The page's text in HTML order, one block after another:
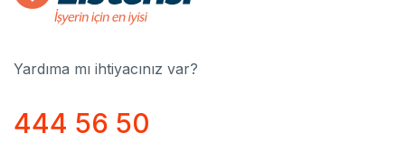
Yardıma mı ihtiyacınız var?
444 56 50